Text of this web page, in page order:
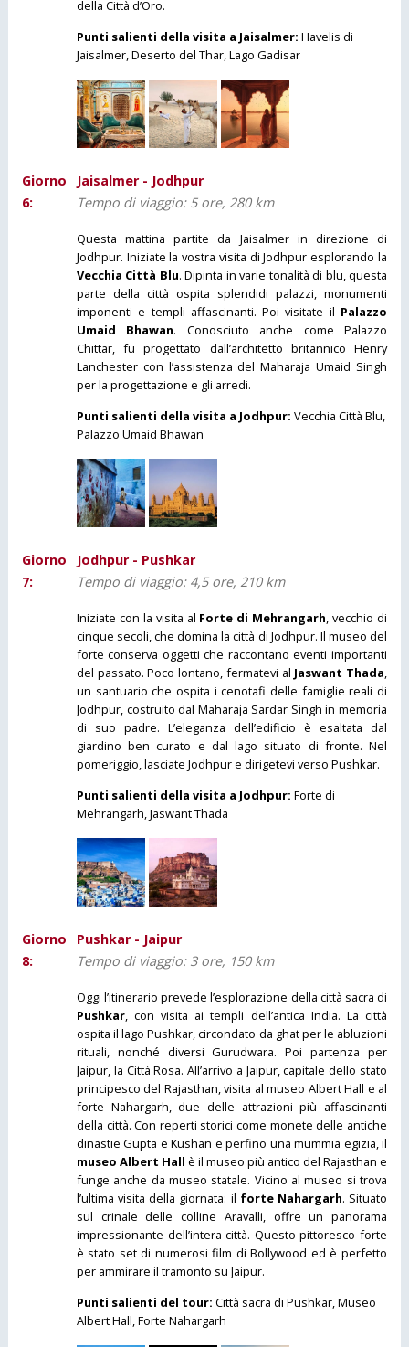
della Città d’Oro.
Punti salienti della visita a Jaisalmer: Havelis di
Jaisalmer, Deserto del Thar, Lago Gadisar
Giorno
6:
Jaisalmer - Jodhpur
Tempo di viaggio: 5 ore, 280 km
Questa mattina partite da Jaisalmer in direzione di
Jodhpur. Iniziate la vostra visita di Jodhpur esplorando la
Vecchia Città Blu. Dipinta in varie tonalità di blu, questa
parte della città ospita splendidi palazzi, monumenti
imponenti e templi affascinanti. Poi visitate il Palazzo
Umaid Bhawan. Conosciuto anche come Palazzo
Chittar, fu progettato dall’architetto britannico Henry
Lanchester con l’assistenza del Maharaja Umaid Singh
per la progettazione e gli arredi.
Punti salienti della visita a Jodhpur: Vecchia Città Blu,
Palazzo Umaid Bhawan
Giorno
7:
Jodhpur - Pushkar
Tempo di viaggio: 4,5 ore, 210 km
Iniziate con la visita al Forte di Mehrangarh, vecchio di
cinque secoli, che domina la città di Jodhpur. Il museo del
forte conserva oggetti che raccontano eventi importanti
del passato. Poco lontano, fermatevi al Jaswant Thada,
un santuario che ospita i cenotafi delle famiglie reali di
Jodhpur, costruito dal Maharaja Sardar Singh in memoria
di suo padre. L’eleganza dell’edificio è esaltata dal
giardino ben curato e dal lago situato di fronte. Nel
pomeriggio, lasciate Jodhpur e dirigetevi verso Pushkar.
Punti salienti della visita a Jodhpur: Forte di
Mehrangarh, Jaswant Thada
Giorno
8:
Pushkar - Jaipur
Tempo di viaggio: 3 ore, 150 km
Oggi l’itinerario prevede l’esplorazione della città sacra di
Pushkar, con visita ai templi dell’antica India. La città
ospita il lago Pushkar, circondato da ghat per le abluzioni
rituali, nonché diversi Gurudwara. Poi partenza per
Jaipur, la Città Rosa. All’arrivo a Jaipur, capitale dello stato
principesco del Rajasthan, visita al museo Albert Hall e al
forte Nahargarh, due delle attrazioni più affascinanti
della città. Con reperti storici come monete delle antiche
dinastie Gupta e Kushan e perfino una mummia egizia, il
museo Albert Hall è il museo più antico del Rajasthan e
funge anche da museo statale. Vicino al museo si trova
l’ultima visita della giornata: il forte Nahargarh. Situato
sul crinale delle colline Aravalli, offre un panorama
impressionante dell’intera città. Questo pittoresco forte
è stato set di numerosi film di Bollywood ed è perfetto
per ammirare il tramonto su Jaipur.
Punti salienti del tour: Città sacra di Pushkar, Museo
Albert Hall, Forte Nahargarh